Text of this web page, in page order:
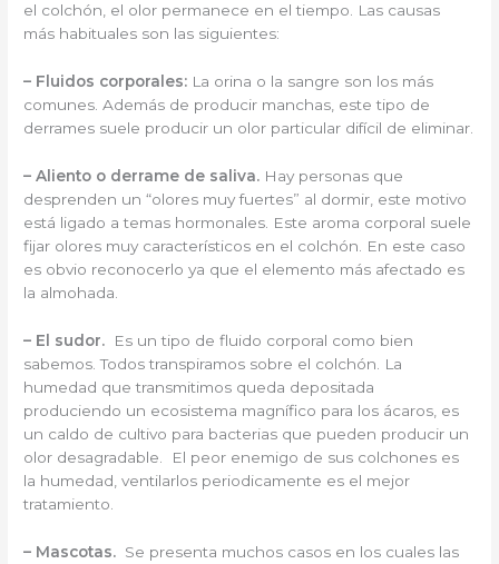
el colchón, el olor permanece en el tiempo. Las causas
más habituales son las siguientes:
– Fluidos corporales: La orina o la sangre son los más
comunes. Además de producir manchas, este tipo de
derrames suele producir un olor particular difícil de eliminar.
– Aliento o derrame de saliva. Hay personas que
desprenden un “olores muy fuertes” al dormir, este motivo
está ligado a temas hormonales. Este aroma corporal suele
fijar olores muy característicos en el colchón. En este caso
es obvio reconocerlo ya que el elemento más afectado es
la almohada.
– El sudor. Es un tipo de fluido corporal como bien
sabemos. Todos transpiramos sobre el colchón. La
humedad que transmitimos queda depositada
produciendo un ecosistema magnífico para los ácaros, es
un caldo de cultivo para bacterias que pueden producir un
olor desagradable. El peor enemigo de sus colchones es
la humedad, ventilarlos periodicamente es el mejor
tratamiento.
– Mascotas. Se presenta muchos casos en los cuales las